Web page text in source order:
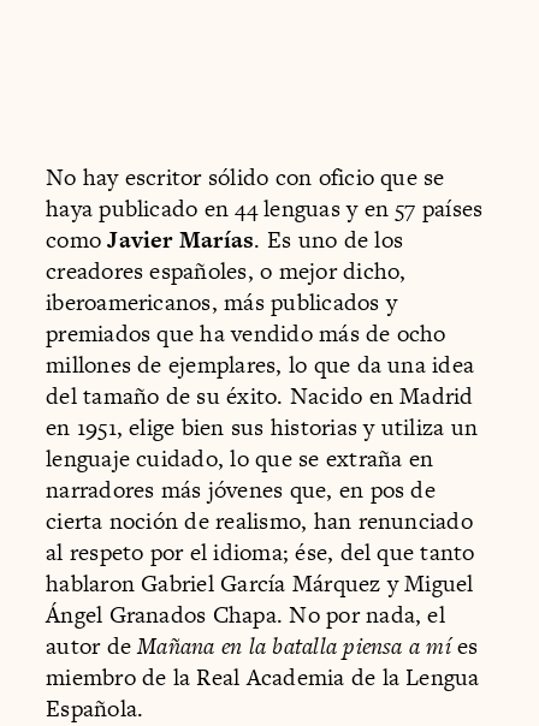
No hay escritor sólido con oficio que se
haya publicado en 44 lenguas y en 57 países
comoJavier Marías. Es uno de los
creadores españoles, o mejor dicho,
iberoamericanos, más publicados y
premiados que ha vendido más de ocho
millones de ejemplares, lo que da una idea
del tamaño de su éxito. Nacido en Madrid
en 1951, elige bien sus historias y utiliza un
lenguaje cuidado, lo que se extraña en
narradores más jóvenes que, en pos de
cierta noción de realismo, han renunciado
al respeto por el idioma; ése, del que tanto
hablaron Gabriel García Márquez y Miguel
Ángel Granados Chapa. No por nada, el
autor deMañana en la batalla piensa a míes
miembro de la Real Academia de la Lengua
Española.